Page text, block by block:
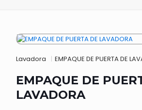
Lavadora | EMPAQUE DE PUERTA DE
EMPAQUE DE
LAVADORA